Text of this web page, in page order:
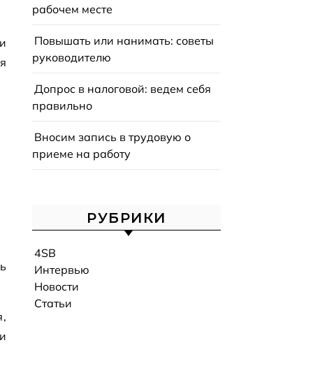
рабочем месте
Повышать или нанимать: советы
руководителю
Допрос в налоговой: ведем себя
правильно
Вносим запись в трудовую о
приеме на работу
РУБРИКИ
4SB
Интервью
Новости
Статьи